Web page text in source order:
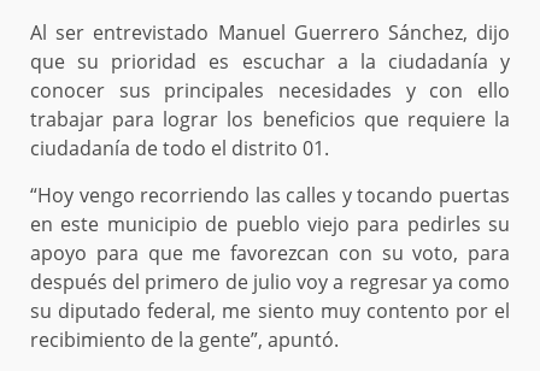
Al ser entrevistado Manuel Guerrero Sánchez, dijo
que su prioridad es escuchar a la ciudadanía y
conocer sus principales necesidades y con ello
trabajar para lograr los beneficios que requiere la
ciudadanía de todo el distrito 01.
“Hoy vengo recorriendo las calles y tocando puertas
en este municipio de pueblo viejo para pedirles su
apoyo para que me favorezcan con su voto, para
después del primero de julio voy a regresar ya como
su diputado federal, me siento muy contento por el
recibimiento de la gente”, apuntó.